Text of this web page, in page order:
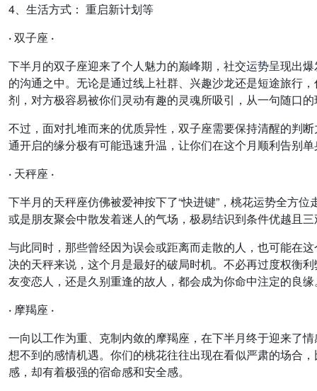
4、生活方式： 重启新计划等
· 双子座 ·
下半月的双子座迎来了个人魅力的巅峰期，社交运势呈现出
的沟通之中。无论是通过线上社群、兴趣沙龙还是短途旅行
剂，对方极容易被你们灵动有趣的灵魂所吸引，从一句随口
不过，面对扎堆而来的优质异性，双子座需要保持清醒的判
通开启的缘分极有可能迅速升温，让你们在这个月顺利告别
· 天秤座 ·
下半月的天秤座仿佛被爱神按下了“快进键”，桃花运势全方
或是朋友聚会中散发着迷人的气场，极易结识到条件优越且
与此同时，那些曾经因为误会或距离而走散的人，也可能在
决的天秤来说，这个月是最好的破局时机。不必再过度权衡
友变恋人，还是久别重逢的故人，都会成为你命中注定的良缘
· 摩羯座 ·
一向以工作为重、克制内敛的摩羯座，在下半月终于迎来了
想不到的感情机遇。你们的桃花往往出现在看似严肃的场合
感，却有着极强的宿命感和安全感。